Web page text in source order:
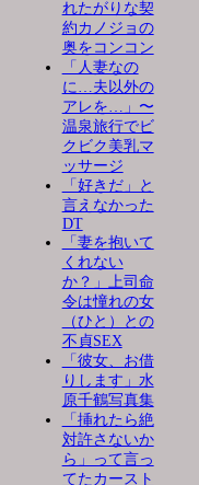
れたがりな契
約カノジョの
奥をコンコン
「人妻なの
に…夫以外の
アレを…」〜
温泉旅行でビ
クビク美乳マ
ッサージ
「好きだ」と
言えなかった
DT
「妻を抱いて
くれない
か？」上司命
令は憧れの女
（ひと）との
不貞SEX
「彼女、お借
りします」水
原千鶴写真集
「挿れたら絶
対許さないか
ら」って言っ
てたカースト